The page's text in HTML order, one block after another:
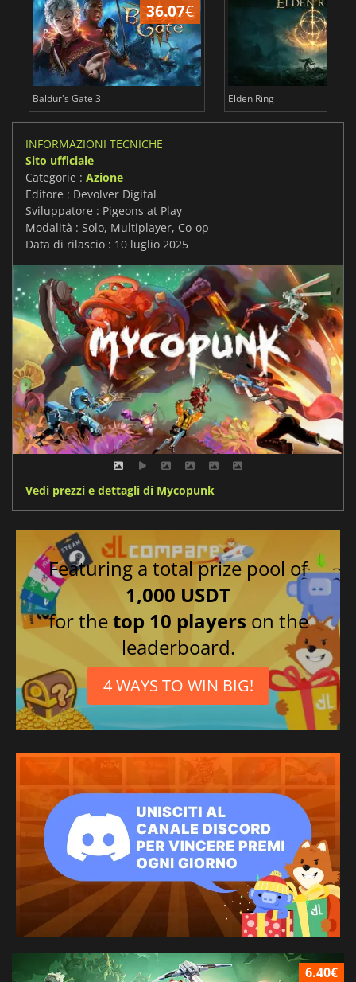
36.07€
Baldur's Gate 3 Elden Ring
INFORMAZIONI TECNICHE
Sito ufficiale
Categorie : Azione
Editore : Devolver Digital
Sviluppatore : Pigeons at Play
Modalità : Solo, Multiplayer, Co-op
Data di rilascio : 10 luglio 2025
Vedi prezzi e dettagli di Mycopunk
Featuring a total prize pool of
1,000 USDT
for thetop 10 players on the
leaderboard.
4 WAYS TO WIN BIG!
6.40€